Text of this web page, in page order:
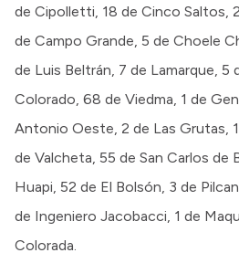
de Cipolletti, 18 de Cinco Saltos,
de Campo Grande, 5 de Choele
de Luis Beltrán, 7 de Lamarque, 5
Colorado, 68 de Viedma, 1 de
Antonio Oeste, 2 de Las Grutas,
de Valcheta, 55 de San Carlos de
Huapi, 52 de El Bolsón, 3 de
de Ingeniero Jacobacci, 1 de
Colorada.